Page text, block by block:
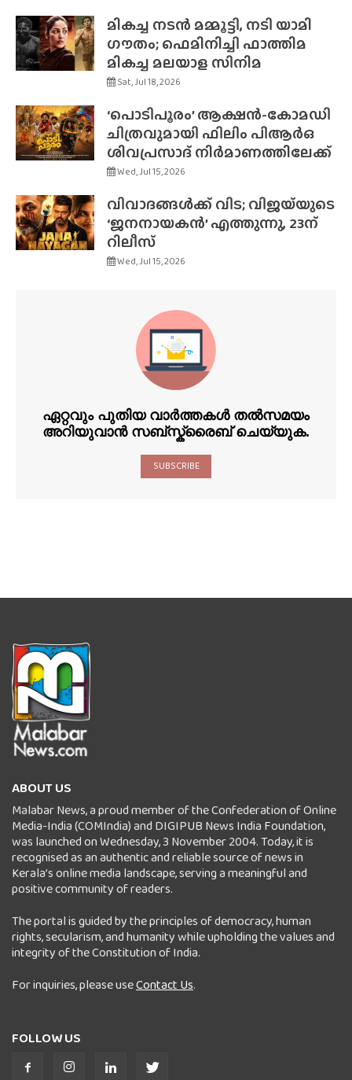
മികച്ച നടൻ മമ്മൂട്ടി, നടി യാമി
ഗൗതം; ഫെമിനിച്ചി ഫാത്തിമ
മികച്ച മലയാള സിനിമ
Sat, Jul 18, 2026
‘പൊടിപൂരം’ ആക്ഷൻ-കോമഡി
ചിത്രവുമായി ഫിലിം പിആർഒ
ശിവപ്രസാദ് നിർമാണത്തിലേക്ക്
Wed, Jul 15, 2026
വിവാദങ്ങൾക്ക് വിട; വിജയ്‌യുടെ
‘ജനനായകൻ’ എത്തുന്നു, 23ന്
റിലീസ്
Wed, Jul 15, 2026
ഏറ്റവും പുതിയ വാർത്തകൾ തൽസമയം
അറിയുവാൻ സബ്സ്ക്രൈബ് ചെയ്യുക.
SUBSCRIBE
ABOUT US
Malabar News, a proud member of the Confederation of Online
Media-India (COMIndia) and DIGIPUB News India Foundation,
was launched on Wednesday, 3 November 2004. Today, it is
recognised as an authentic and reliable source of news in
Kerala’s online media landscape, serving a meaningful and
positive community of readers.
The portal is guided by the principles of democracy, human
rights, secularism, and humanity while upholding the values and
integrity of the Constitution of India.
For inquiries, please useContact Us.
FOLLOW US